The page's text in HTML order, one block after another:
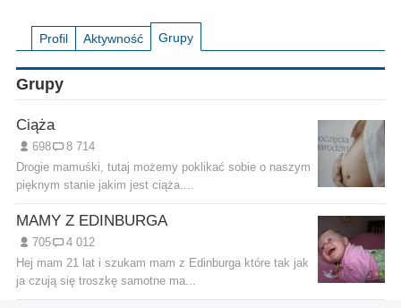
Profil Aktywność Grupy
Grupy
Ciąża
698
8 714
Drogie mamuśki, tutaj możemy poklikać sobie o naszym
pięknym stanie jakim jest ciąża....
MAMY Z EDINBURGA
705
4 012
Hej mam 21 lat i szukam mam z Edinburga które tak jak
ja czują się troszkę samotne ma...